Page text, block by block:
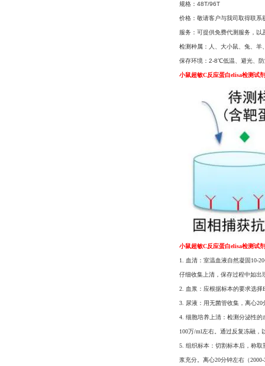
规格：48T/96T
价格：敬请客户与我司取得联系
服务：可提供免费代测服务，以
检测种属：人、大小鼠、兔、
保存环境：2-8℃低温、避光、
小鼠超敏C反应蛋白elisa检测试
小鼠超敏C反应蛋白elisa检测试
1. 血清：室温血液自然凝固10-
仔细收集上清，保存过程中如出
2. 血浆：应根据标本的要求选择
3. 尿液：用无菌管收集，离心
4. 细胞培养上清：检测分泌性的
100万/ml左右。通过反复冻融，
5. 组织标本：切割标本后，称
浆充分。离心20分钟左右（